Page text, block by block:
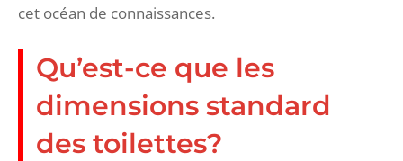
cet océan de connaissances.
Qu’est-ce que les
dimensions standard
des toilettes?